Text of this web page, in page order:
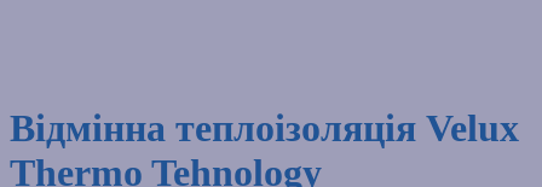
Відмінна теплоізоляція Velux
Thermo Tehnology